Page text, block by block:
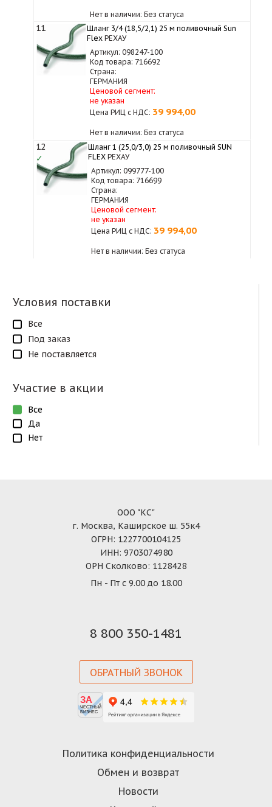
Условия поставки
Все
Под заказ
Не поставляется
Участие в акции
Все
Да
Нет
Нет в наличии: Без статуса
11
Шланг 3/4 (18,5/2,1) 25 м поливочный Sun
Flex РЕХАУ
Артикул: 098247-100
Код товара: 716692
Страна:
ГЕРМАНИЯ
Ценовой сегмент:
не указан
Цена РИЦ с НДС: 39 994,00
Нет в наличии: Без статуса
12
✓
Шланг 1 (25,0/3,0) 25 м поливочный SUN
FLEXРЕХАУ
Артикул: 099777-100
Код товара: 716699
Страна:
ГЕРМАНИЯ
Ценовой сегмент:
не указан
Цена РИЦ с НДС: 39 994,00
Нет в наличии: Без статуса
ООО "КС"
г. Москва, Каширское ш. 55к4
ОГРН: 1227700104125
ИНН: 9703074980
ОРН Сколково: 1128428
Пн - Пт с 9.00 до 18.00
Политика конфиденциальности
Обмен и возврат
Новости
8 800 350-1481
ОБРАТНЫЙ ЗВОНОК
ЗА
ЧЕСТНЫЙ
БИЗНЕС